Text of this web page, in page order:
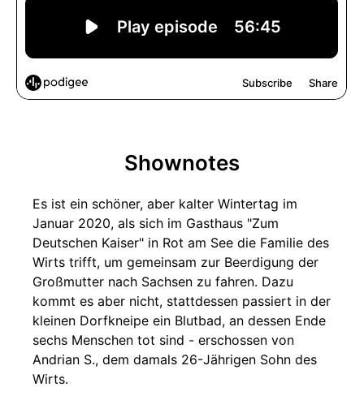
Shownotes
Es ist ein schöner, aber kalter Wintertag im
Januar 2020, als sich im Gasthaus "Zum
Deutschen Kaiser" in Rot am See die Familie des
Wirts trifft, um gemeinsam zur Beerdigung der
Großmutter nach Sachsen zu fahren. Dazu
kommt es aber nicht, stattdessen passiert in der
kleinen Dorfkneipe ein Blutbad, an dessen Ende
sechs Menschen tot sind - erschossen von
Andrian S., dem damals 26-Jährigen Sohn des
Wirts.